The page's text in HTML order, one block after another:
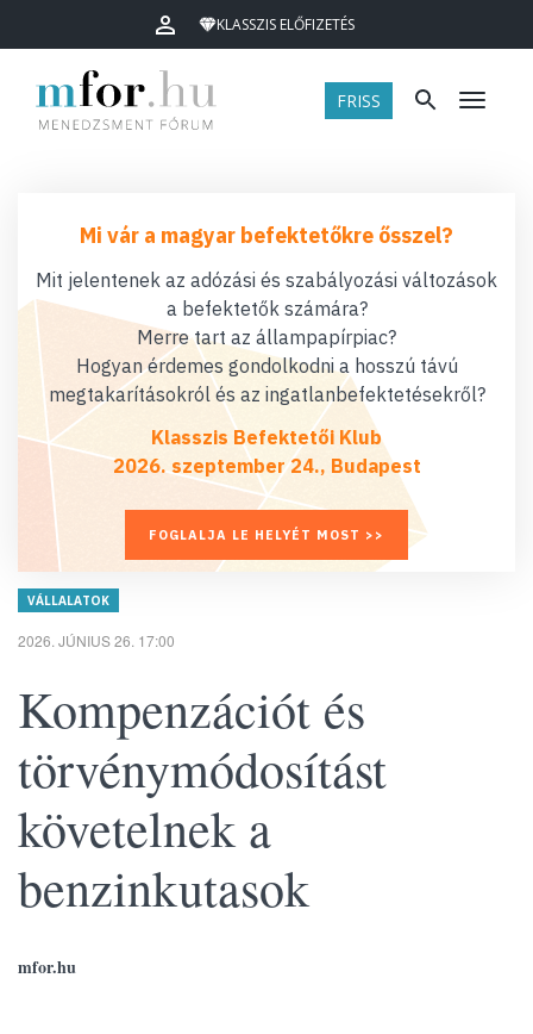
KLASSZIS ELŐFIZETÉS
FRISS Menü
Mi vár a magyar befektetőkre ősszel?
Mit jelentenek az adózási és szabályozási változások
a befektetők számára?
Merre tart az állampapírpiac?
Hogyan érdemes gondolkodni a hosszú távú
megtakarításokról és az ingatlanbefektetésekről?
Klasszis Befektetői Klub
2026. szeptember 24., Budapest
FOGLALJA LE HELYÉT MOST >>
VÁLLALATOK
2026. JÚNIUS 26. 17:00
Kompenzációt és
törvénymódosítást
követelnek a
benzinkutasok
mfor.hu